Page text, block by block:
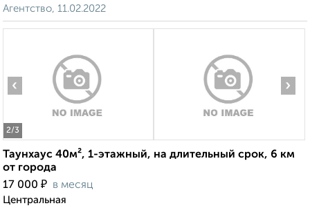
Агентство, 11.02.2022
2/3
‹ ›
Таунхаус 40м², 1-этажный, на длительный срок, 6 км
от города
17 000 ₽ в месяц
Центральная